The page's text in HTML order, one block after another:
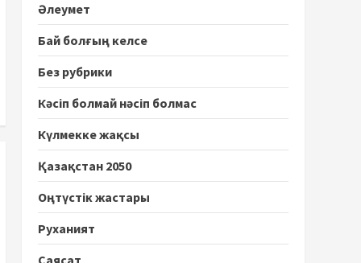
Әлеумет
Бай болғың келсе
Без рубрики
Кәсіп болмай нәсіп болмас
Күлмекке жақсы
Қазақстан 2050
Оңтүстік жастары
Руханият
Саясат